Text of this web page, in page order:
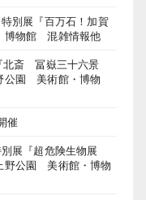
別展『百万石！加賀
博物館 混雑情報他
北斎 冨嶽三十六景
公園 美術館・博物
催
別展『超危険生物展
野公園 美術館・博物